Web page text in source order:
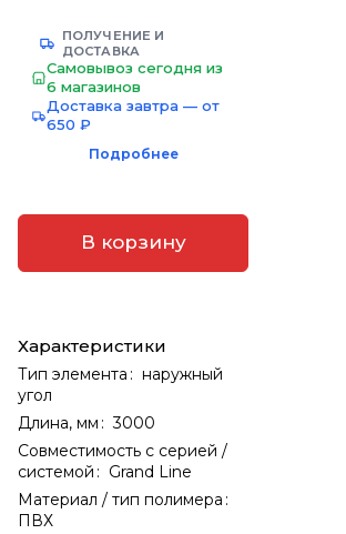
ПОЛУЧЕНИЕ И
ДОСТАВКА
Самовывоз сегодня из
6 магазинов
Доставка завтра — от
650 ₽
Подробнее
В корзину
Характеристики
Тип элемента : наружный
угол
Длина, мм : 3000
Совместимость с серией /
системой : Grand Line
Материал / тип полимера :
ПВХ